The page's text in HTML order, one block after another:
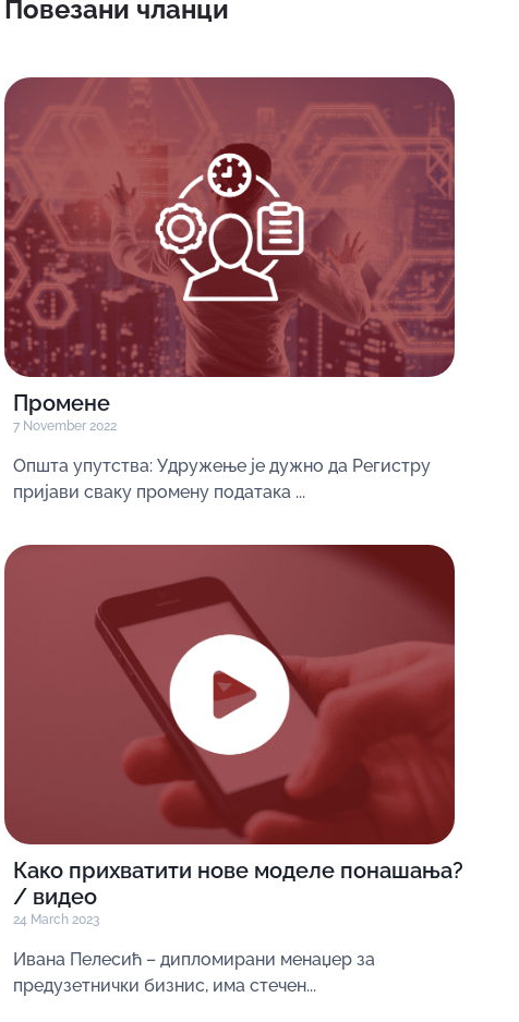
Повезани чланци
Промене
7 November 2022
Општа упутства: Удружење је дужно да Регистру
пријави сваку промену података ...
Како прихватити нове моделе понашања?
/ видео
24 March 2023
Ивана Пелесић – дипломирани менаџер за
предузетнички бизнис, има стечен...